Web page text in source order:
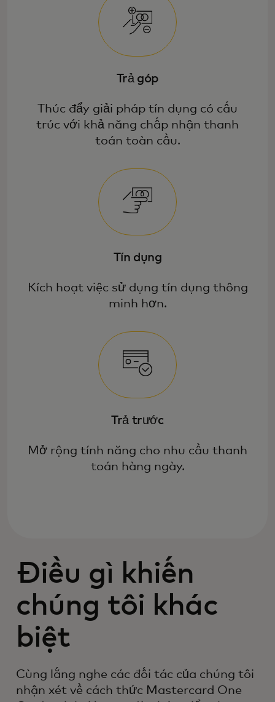
Trả góp
Thúc đẩy giải pháp tín dụng có cấu
trúc với khả năng chấp nhận thanh
toán toàn cầu.
Tín dụng
Kích hoạt việc sử dụng tín dụng thông
minh hơn.
Trả trước
Mở rộng tính năng cho nhu cầu thanh
toán hàng ngày.
Điều gì khiến
chúng tôi khác
biệt
Cùng lắng nghe các đối tác của chúng tôi
nhận xét về cách thức Mastercard One